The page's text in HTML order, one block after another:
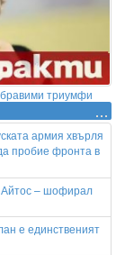
триумфи
армия хвърля
пробие фронта в
Айтос – шофирал
е единственият